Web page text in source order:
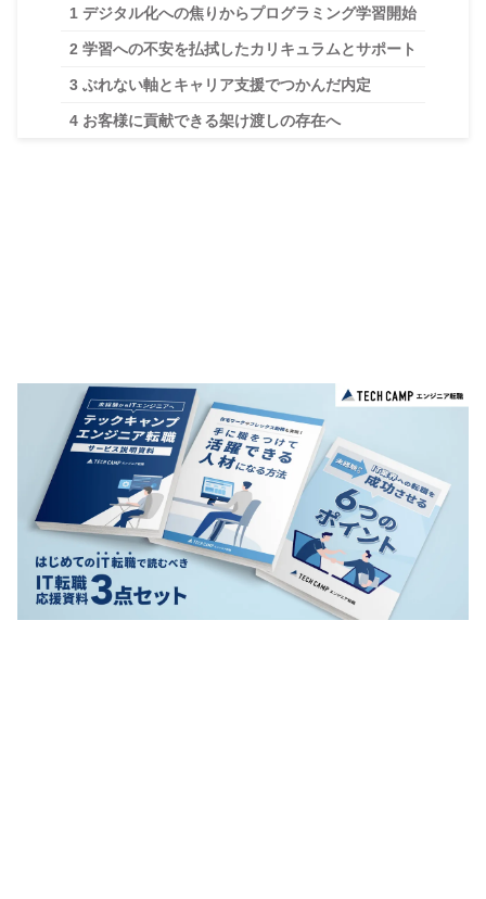
1 デジタル化への焦りからプログラミング学習開始
2 学習への不安を払拭したカリキュラムとサポート
3 ぶれない軸とキャリア支援でつかんだ内定
4 お客様に貢献できる架け渡しの存在へ